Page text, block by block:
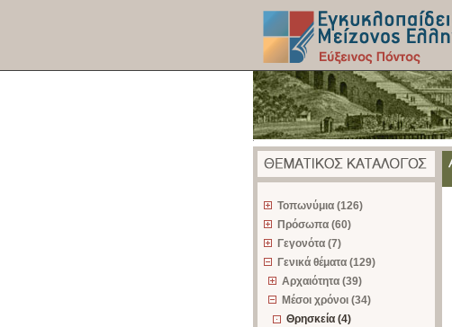
Τοπωνύμια (126)
Πρόσωπα (60)
Γεγονότα (7)
Γενικά θέματα (129)
Αρχαιότητα (39)
Μέσοι χρόνοι (34)
Θρησκεία (4)